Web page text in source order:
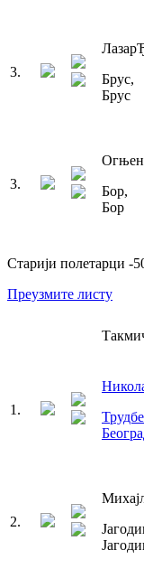
3.
Лазар
Брус,
Брус
3.
Огњен
Бор,
Бор
Старији полетарци -
Преузмите листу
1 .
2.